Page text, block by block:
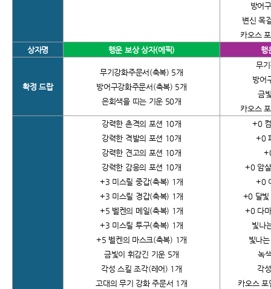
방어
변신 목
카오스
상자명
행운 보상 상자(에픽) 행
확정 드랍
무기강화주문서(축복) 5개
방어구강화주문서(축복) 5개
은회색을 띠는 기운 50개
무
방어
금
카오스
강력한 촌격의 포션 10개
강력한 격발의 포션 10개
강력한 견고의 포션 10개
강력한 감응의 포션 10개
+3 미스릴 중갑(축복) 1개
+3 미스릴 경갑(축복) 1개
+5 벨켄의 메일(축복) 1개
+3 미스릴 투구(축복) 1개
+5 벨켄의 마스크(축복) 1개
금빛이 휘감긴 기운 5개
각성 스킬 조각(레어) 1개
고대의 무기 강화 주문서 1개
+0
+0
+0 암
+0
+0 달
+0 다
빛나
빛나
녹
각
카오스